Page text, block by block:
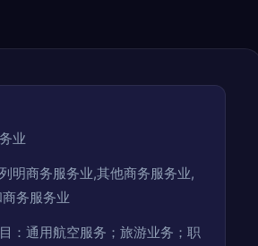
业
明商务服务业,其他商务服务业,
务服务业
：通用航空服务；旅游业务；职